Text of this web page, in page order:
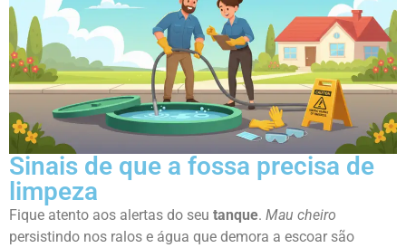
Sinais de que a fossa precisa de
limpeza
Fique atento aos alertas do seu tanque. Mau cheiro
persistindo nos ralos e água que demora a escoar são